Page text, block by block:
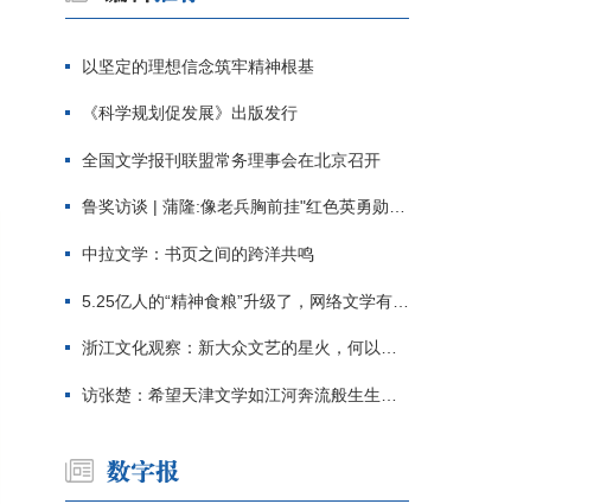
以坚定的理想信念筑牢精神根基
《科学规划促发展》出版发行
全国文学报刊联盟常务理事会在北京召开
鲁奖访谈 | 蒲隆:像老兵胸前挂"红色英勇勋章"
中拉文学：书页之间的跨洋共鸣
5.25亿人的“精神食粮”升级了，网络文学有了哪些新变化？
浙江文化观察：新大众文艺的星火，何以燎原？
访张楚：希望天津文学如江河奔流般生生不息